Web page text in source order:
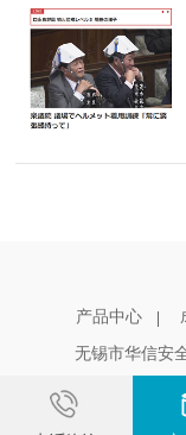
产品中心
无锡市华信安